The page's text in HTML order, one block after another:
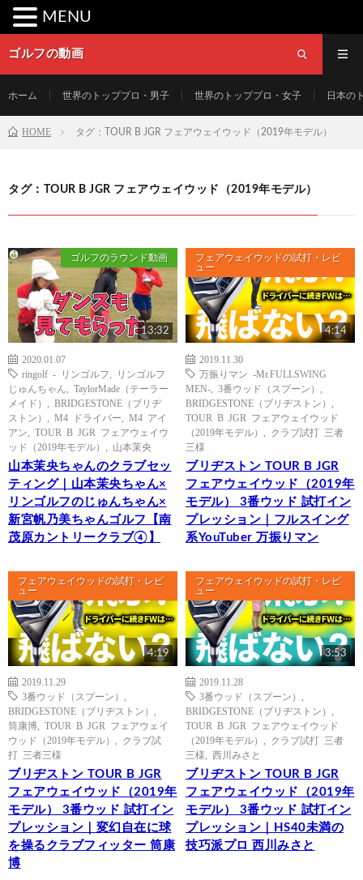
ゴルフの動画
ホーム 世界のトッププロ・男子 世界のトッププロ・女子 日本の
HOME タグ：TOUR B JGR フェアウェイウッド（2019年モデル）
タグ：TOUR B JGR フェアウェイウッド（2019年モデル）
ゴルフのラウンド動画
13:32
2020.01.07
ringolf - リンゴルフ
リンゴルフ
じゅんちゃん
TaylorMade（テーラー
メイド）
BRIDGESTONE（ブリヂ
ストン）
M4 ドライバー
M4 アイ
アン
TOUR B JGR フェアウェイウ
ッド（2019年モデル）
山本茉央
山本茉央ちゃんのクラブセッ
ティング｜山本茉央ちゃん×
リンゴルフのじゅんちゃん×
新宮帆乃美ちゃんゴルフ【南
茂原カントリークラブ④】
フェアウェイウッドの試打・レビ
ュー
4:14
2019.11.30
万振りマン -Mr.FULLSWING
MEN-
3番ウッド（スプーン）
BRIDGESTONE（ブリヂストン）
TOUR B JGR フェアウェイウッド
（2019年モデル）
クラブ試打 三者
三様
ブリヂストン TOUR B JGR
フェアウェイウッド（2019年
モデル） 3番ウッド 試打イン
プレッション｜フルスイング
系YouTuber 万振りマン
フェアウェイウッドの試打・レビ
ュー
4:19
2019.11.29
3番ウッド（スプーン）
BRIDGESTONE（ブリヂストン）
筒康博
TOUR B JGR フェアウェイ
ウッド（2019年モデル）
クラブ試
打 三者三様
ブリヂストン TOUR B JGR
フェアウェイウッド（2019年
モデル） 3番ウッド 試打イン
プレッション｜変幻自在に球
を操るクラブフィッター 筒康
博
フェアウェイウッドの試打・レビ
ュー
3:53
2019.11.28
3番ウッド（スプーン）
BRIDGESTONE（ブリヂストン）
TOUR B JGR フェアウェイウッド
（2019年モデル）
クラブ試打 三者
三様
西川みさと
ブリヂストン TOUR B JGR
フェアウェイウッド（2019年
モデル） 3番ウッド 試打イン
プレッション｜HS40未満の
技巧派プロ 西川みさと
MENU